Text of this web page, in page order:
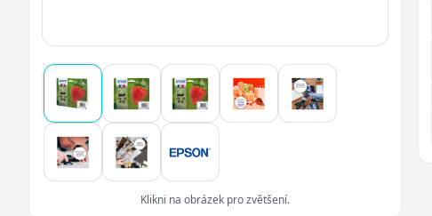
Klikni na obrázek pro zvětšení.